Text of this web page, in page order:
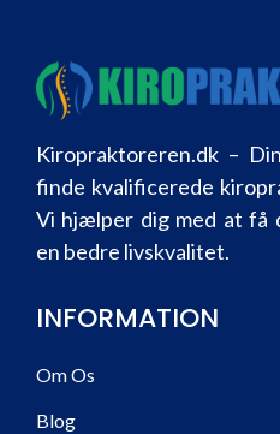
Kiropraktoreren.dk –
finde kvalificerede
Vi hjælper dig med at få
en bedre livskvalitet.
INFORMATION
Om Os
Blog